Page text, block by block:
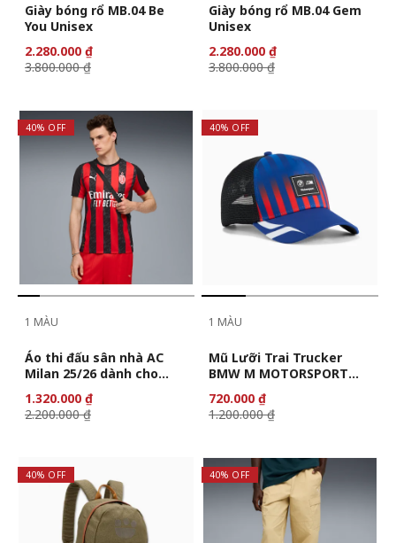
Giày bóng rổ MB.04 Be
You Unisex
2.280.000 ₫
3.800.000 ₫
Giày bóng rổ MB.04 Gem
Unisex
2.280.000 ₫
3.800.000 ₫
40% OFF
1 MÀU
Áo thi đấu sân nhà AC
Milan 25/26 dành cho
1.320.000 ₫
2.200.000 ₫
40% OFF
1 MÀU
Mũ Lưỡi Trai Trucker
BMW M MOTORSPORT
Lifestyle
720.000 ₫
1.200.000 ₫
40% OFF 40% OFF